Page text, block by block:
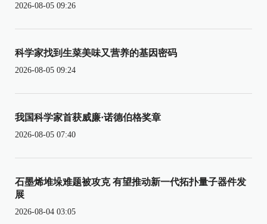
2026-08-05 09:26
科学家找到生菜美味又营养的基因密码
2026-08-05 09:24
我国科学家首获威廉·诺德伯格奖章
2026-08-05 07:40
石墨烯堆垛难题被攻克 有望推动新一代拓扑量子器件发
展
2026-08-04 03:05